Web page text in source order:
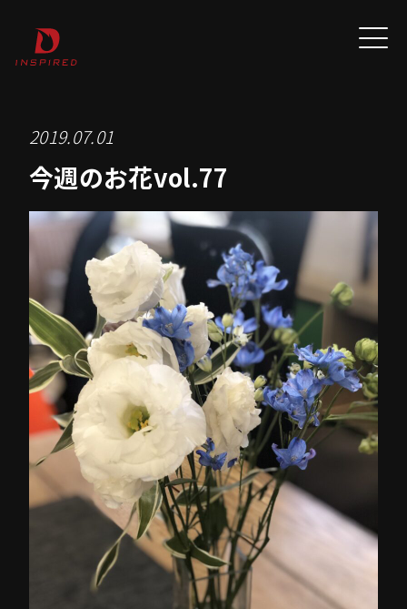
2019.07.01
今週のお花vol.77